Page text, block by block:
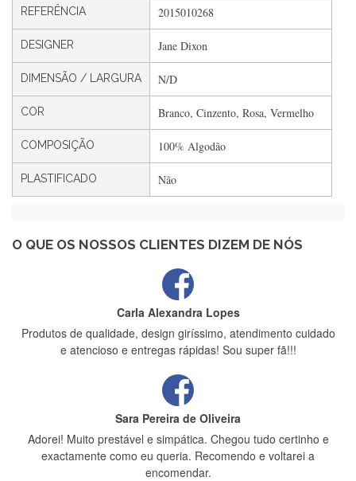
REFERÊNCIA 2015010268
DESIGNER Jane Dixon
DIMENSÃO / LARGURA N/D
COR Branco, Cinzento, Rosa, Vermelho
COMPOSIÇÃO 100% Algodão
PLASTIFICADO Não
O QUE OS NOSSOS CLIENTES DIZEM DE NÓS
Gostei ,Serviço bastante rápido. recomendo
Filipa Freire
Rápido, atendimento 5*. Hoje chegará a segunda encomenda
feita de muitas certamente❤️
estrelas
Carla Alexandra Lopes
Produtos de qualidade, design giríssimo, atendimento cuidado
e atencioso e entregas rápidas! Sou super fã!!!
Sara Pereira de Oliveira
Adorei! Muito prestável e simpática. Chegou tudo certinho e
exactamente como eu queria. Recomendo e voltarei a
encomendar.